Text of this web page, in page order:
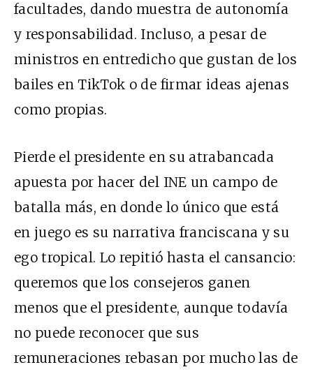
facultades, dando muestra de autonomía
y responsabilidad. Incluso, a pesar de
ministros en entredicho que gustan de los
bailes en TikTok o de firmar ideas ajenas
como propias.
Pierde el presidente en su atrabancada
apuesta por hacer del INE un campo de
batalla más, en donde lo único que está
en juego es su narrativa franciscana y su
ego tropical. Lo repitió hasta el cansancio:
queremos que los consejeros ganen
menos que el presidente, aunque todavía
no puede reconocer que sus
remuneraciones rebasan por mucho las de